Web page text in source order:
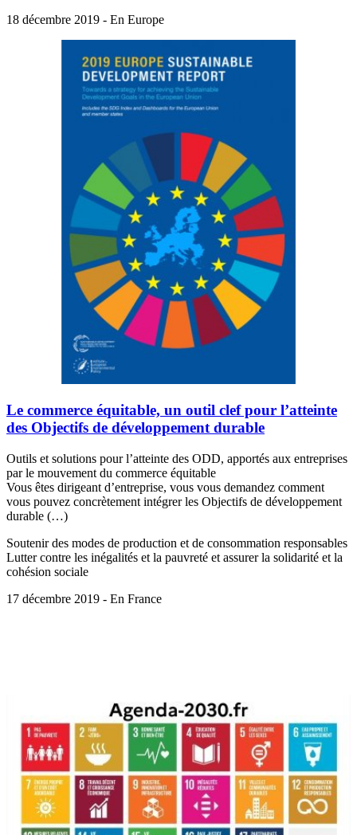
18 décembre 2019 - En Europe
Le commerce équitable, un outil clef pour l’atteinte
des Objectifs de développement durable
Outils et solutions pour l’atteinte des ODD, apportés aux entreprises
par le mouvement du commerce équitable
Vous êtes dirigeant d’entreprise, vous vous demandez comment
vous pouvez concrètement intégrer les Objectifs de développement
durable (…)
Soutenir des modes de production et de consommation responsables
Lutter contre les inégalités et la pauvreté et assurer la solidarité et la
cohésion sociale
17 décembre 2019 - En France